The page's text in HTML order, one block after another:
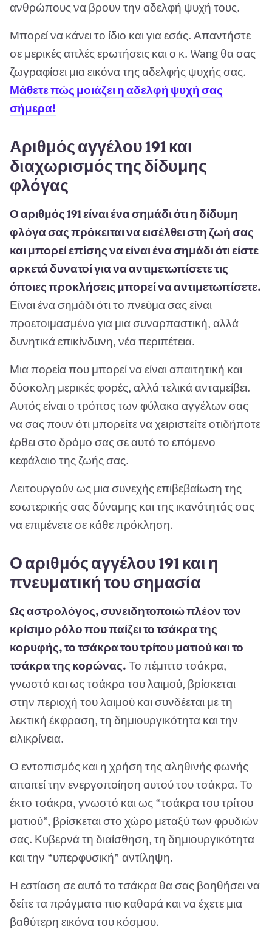
ανθρώπους να βρουν την αδελφή ψυχή τους.
Μπορεί να κάνει το ίδιο και για εσάς. Απαντήστε
σε μερικές απλές ερωτήσεις και ο κ. Wang θα σας
ζωγραφίσει μια εικόνα της αδελφής ψυχής σας.
Μάθετε πώς μοιάζει η αδελφή ψυχή σας
σήμερα!
Αριθμός αγγέλου 191 και
διαχωρισμός της δίδυμης
φλόγας
Ο αριθμός 191 είναι ένα σημάδι ότι η δίδυμη
φλόγα σας πρόκειται να εισέλθει στη ζωή σας
και μπορεί επίσης να είναι ένα σημάδι ότι είστε
αρκετά δυνατοί για να αντιμετωπίσετε τις
όποιες προκλήσεις μπορεί να αντιμετωπίσετε.
Είναι ένα σημάδι ότι το πνεύμα σας είναι
προετοιμασμένο για μια συναρπαστική, αλλά
δυνητικά επικίνδυνη, νέα περιπέτεια.
Μια πορεία που μπορεί να είναι απαιτητική και
δύσκολη μερικές φορές, αλλά τελικά ανταμείβει.
Αυτός είναι ο τρόπος των φύλακα αγγέλων σας
να σας πουν ότι μπορείτε να χειριστείτε οτιδήποτε
έρθει στο δρόμο σας σε αυτό το επόμενο
κεφάλαιο της ζωής σας.
Λειτουργούν ως μια συνεχής επιβεβαίωση της
εσωτερικής σας δύναμης και της ικανότητάς σας
να επιμένετε σε κάθε πρόκληση.
Ο αριθμός αγγέλου 191 και η
πνευματική του σημασία
Ως αστρολόγος, συνειδητοποιώ πλέον τον
κρίσιμο ρόλο που παίζει το τσάκρα της
κορυφής, το τσάκρα του τρίτου ματιού και το
τσάκρα της κορώνας. Το πέμπτο τσάκρα,
γνωστό και ως τσάκρα του λαιμού, βρίσκεται
στην περιοχή του λαιμού και συνδέεται με τη
λεκτική έκφραση, τη δημιουργικότητα και την
ειλικρίνεια.
Ο εντοπισμός και η χρήση της αληθινής φωνής
απαιτεί την ενεργοποίηση αυτού του τσάκρα. Το
έκτο τσάκρα, γνωστό και ως “τσάκρα του τρίτου
ματιού”, βρίσκεται στο χώρο μεταξύ των φρυδιών
σας. Κυβερνά τη διαίσθηση, τη δημιουργικότητα
και την “υπερφυσική” αντίληψη.
Η εστίαση σε αυτό το τσάκρα θα σας βοηθήσει να
δείτε τα πράγματα πιο καθαρά και να έχετε μια
βαθύτερη εικόνα του κόσμου.